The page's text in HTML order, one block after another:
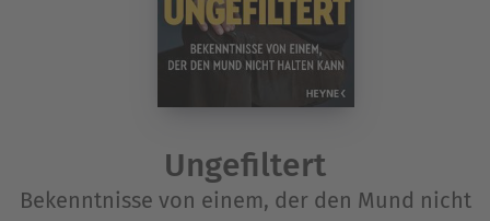
Ungefiltert
Bekenntnisse von einem, der den Mund nicht